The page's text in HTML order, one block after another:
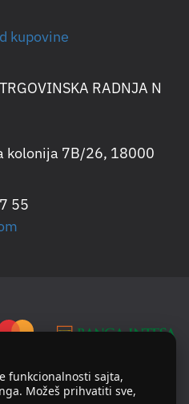
kupovine
RADNJA N
kolonija 7B/26, 18000
55
funkcionalnosti sajta,
Možeš prihvatiti sve,